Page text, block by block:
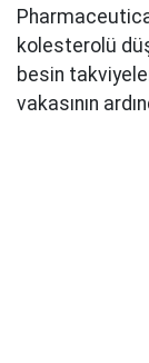
kolesterolü
besin
vakasının